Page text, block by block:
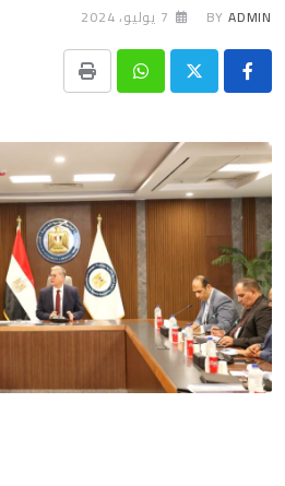
BY ADMIN 7 يوليو، 2024
Whatsapp
Print